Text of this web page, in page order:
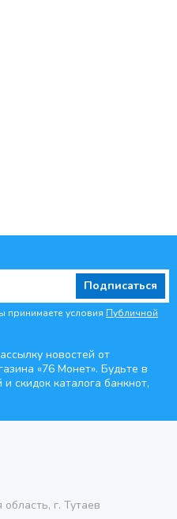
Подписаться
принимаете условия Публичной
новостей от
«76 Монет». Будьте в
скидок каталога банкнот,
область, г. Тутаев